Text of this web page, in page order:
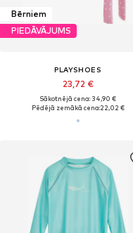
Bērniem
PIEDĀVĀJUMS
PLAYSHOES
23,72 €
Sākotnējā cena: 34,90 €
Pēdējā zemākā cena:22,02 €